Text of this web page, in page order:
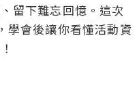
留下難忘回憶。這次
學會後讓你看懂活動資